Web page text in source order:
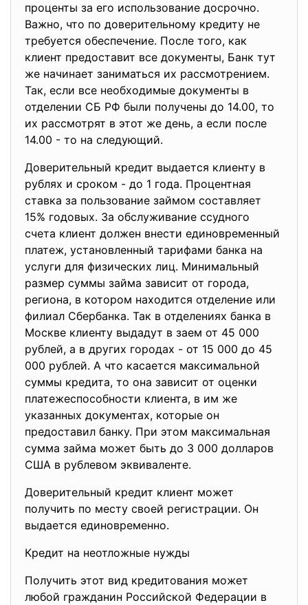
проценты за его использование досрочно.
Важно, что по доверительному кредиту не
требуется обеспечение. После того, как
клиент предоставит все документы, Банк тут
же начинает заниматься их рассмотрением.
Так, если все необходимые документы в
отделении СБ РФ были получены до 14.00, то
их рассмотрят в этот же день, а если после
14.00 - то на следующий.
Доверительный кредит выдается клиенту в
рублях и сроком - до 1 года. Процентная
ставка за пользование займом составляет
15% годовых. За обслуживание ссудного
счета клиент должен внести единовременный
платеж, установленный тарифами банка на
услуги для физических лиц. Минимальный
размер суммы займа зависит от города,
региона, в котором находится отделение или
филиал Сбербанка. Так в отделениях банка в
Москве клиенту выдадут в заем от 45 000
рублей, а в других городах - от 15 000 до 45
000 рублей. А что касается максимальной
суммы кредита, то она зависит от оценки
платежеспособности клиента, в им же
указанных документах, которые он
предоставил банку. При этом максимальная
сумма займа может быть до 3 000 долларов
США в рублевом эквиваленте.
Доверительный кредит клиент может
получить по месту своей регистрации. Он
выдается единовременно.
Кредит на неотложные нужды
Получить этот вид кредитования может
любой гражданин Российской Федерации в